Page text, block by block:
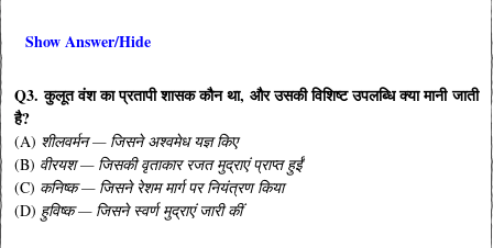
Show Answer/Hide
Q3. कुलूत वंश का प्रतापी शासक कौन था, और उसकी विशिष्ट उपलब्धि क्या मानी जाती
है?
(A) शीलवर्मन — जिसने अश्वमेध यज्ञ किए
(B) वीरयश — जिसकी वृताकार रजत मुद्राएं प्राप्त हुईं
(C) कनिष्क — जिसने रेशम मार्ग पर नियंत्रण किया
(D) हुविष्क — जिसने स्वर्ण मुद्राएं जारी कीं